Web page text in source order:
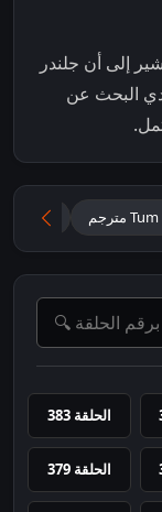
إلى أن جلندر
البحث عن
تحميل
الحلقة 383
الحلقة 379